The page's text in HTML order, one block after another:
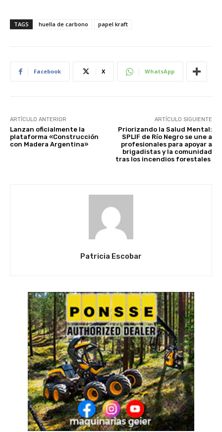
TAGS huella de carbono papel kraft
Facebook X WhatsApp
ARTÍCULO ANTERIOR
Lanzan oficialmente la
plataforma «Construcción
con Madera Argentina»
ARTÍCULO SIGUIENTE
Priorizando la Salud Mental:
SPLIF de Río Negro se une a
profesionales para apoyar a
brigadistas y la comunidad
tras los incendios forestales
Patricia Escobar